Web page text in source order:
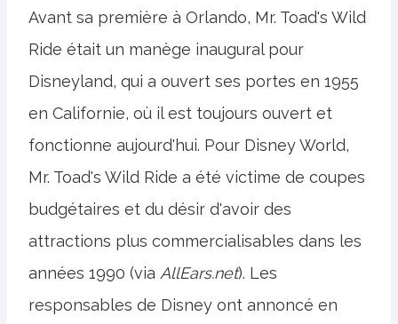
Avant sa première à Orlando, Mr. Toad's Wild
Ride était un manège inaugural pour
Disneyland, qui a ouvert ses portes en 1955
en Californie, où il est toujours ouvert et
fonctionne aujourd'hui. Pour Disney World,
Mr. Toad's Wild Ride a été victime de coupes
budgétaires et du désir d'avoir des
attractions plus commercialisables dans les
années 1990 (via AllEars.net). Les
responsables de Disney ont annoncé en